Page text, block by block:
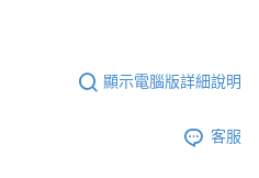
顯示電腦版詳細說明
客服